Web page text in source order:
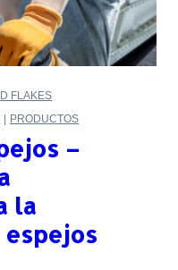
FLAKES
PRODUCTOS
–
la